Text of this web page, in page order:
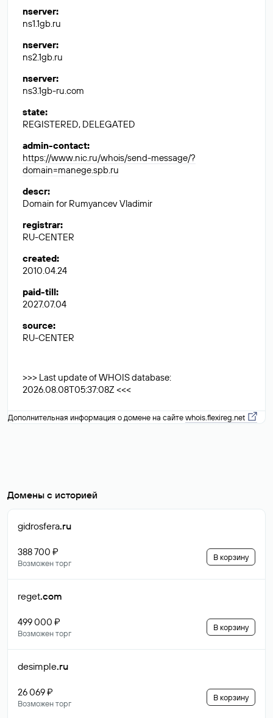
nserver:
ns1.1gb.ru
nserver:
ns2.1gb.ru
nserver:
ns3.1gb-ru.com
state:
REGISTERED, DELEGATED
admin-contact:
https://www.nic.ru/whois/send-message/?
domain=manege.spb.ru
descr:
Domain for Rumyancev Vladimir
registrar:
RU-CENTER
created:
2010.04.24
paid-till:
2027.07.04
source:
RU-CENTER
>>> Last update of WHOIS database:
2026.08.08T05:37:08Z <<<
Дополнительная информация о домене на сайтеwhois.flexireg.net
Домены с историей
gidrosfera.ru
388 700 ₽
Возможен торг
В корзину
reget.com
499 000 ₽
Возможен торг
В корзину
desimple.ru
26 069 ₽
Возможен торг
В корзину